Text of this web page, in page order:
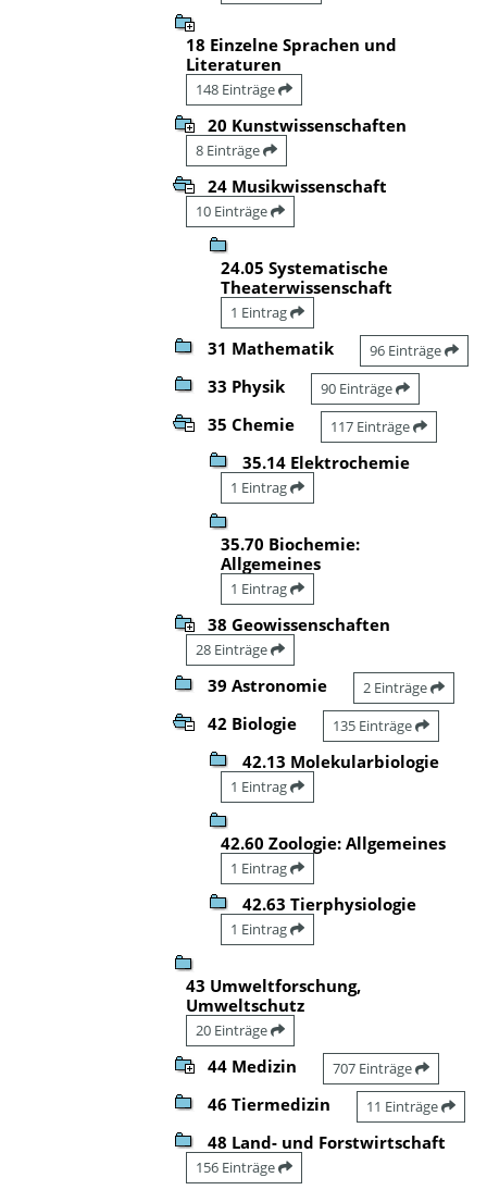
18 Einzelne Sprachen und
Literaturen
148 Einträge
20 Kunstwissenschaften
8 Einträge
24 Musikwissenschaft
10 Einträge
24.05 Systematische
Theaterwissenschaft
1 Eintrag
31 Mathematik 96 Einträge
33 Physik 90 Einträge
35 Chemie 117 Einträge
35.14 Elektrochemie
1 Eintrag
35.70 Biochemie:
Allgemeines
1 Eintrag
38 Geowissenschaften
28 Einträge
39 Astronomie 2 Einträge
42 Biologie 135 Einträge
42.13 Molekularbiologie
1 Eintrag
42.60 Zoologie: Allgemeines
1 Eintrag
42.63 Tierphysiologie
1 Eintrag
43 Umweltforschung,
Umweltschutz
20 Einträge
44 Medizin 707 Einträge
46 Tiermedizin 11 Einträge
48 Land- und Forstwirtschaft
156 Einträge